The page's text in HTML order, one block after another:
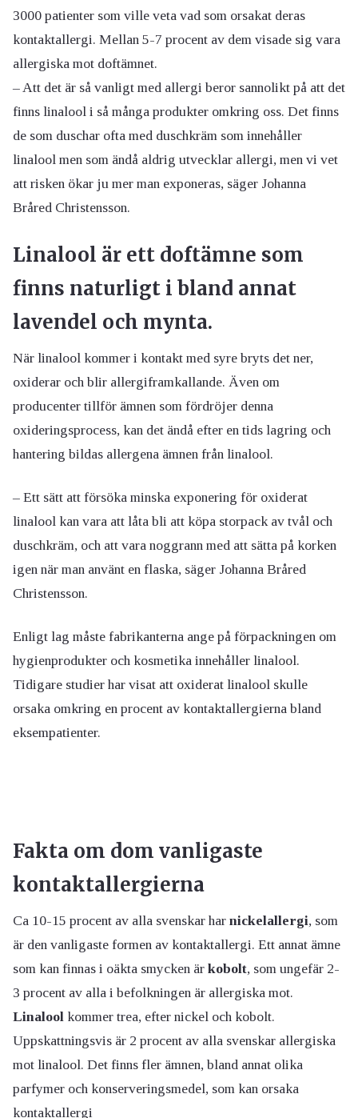
3000 patienter som ville veta vad som orsakat deras
kontaktallergi. Mellan 5-7 procent av dem visade sig vara
allergiska mot doftämnet.
– Att det är så vanligt med allergi beror sannolikt på att det
finns linalool i så många produkter omkring oss. Det finns
de som duschar ofta med duschkräm som innehåller
linalool men som ändå aldrig utvecklar allergi, men vi vet
att risken ökar ju mer man exponeras, säger Johanna
Bråred Christensson.
Linalool är ett doftämne som
finns naturligt i bland annat
lavendel och mynta.
När linalool kommer i kontakt med syre bryts det ner,
oxiderar och blir allergiframkallande. Även om
producenter tillför ämnen som fördröjer denna
oxideringsprocess, kan det ändå efter en tids lagring och
hantering bildas allergena ämnen från linalool.
– Ett sätt att försöka minska exponering för oxiderat
linalool kan vara att låta bli att köpa storpack av tvål och
duschkräm, och att vara noggrann med att sätta på korken
igen när man använt en flaska, säger Johanna Bråred
Christensson.
Enligt lag måste fabrikanterna ange på förpackningen om
hygienprodukter och kosmetika innehåller linalool.
Tidigare studier har visat att oxiderat linalool skulle
orsaka omkring en procent av kontaktallergierna bland
eksempatienter.
Fakta om dom vanligaste
kontaktallergierna
Ca 10-15 procent av alla svenskar har nickelallergi, som
är den vanligaste formen av kontaktallergi. Ett annat ämne
som kan finnas i oäkta smycken är kobolt, som ungefär 2-
3 procent av alla i befolkningen är allergiska mot.
Linalool kommer trea, efter nickel och kobolt.
Uppskattningsvis är 2 procent av alla svenskar allergiska
mot linalool. Det finns fler ämnen, bland annat olika
parfymer och konserveringsmedel, som kan orsaka
kontaktallergi